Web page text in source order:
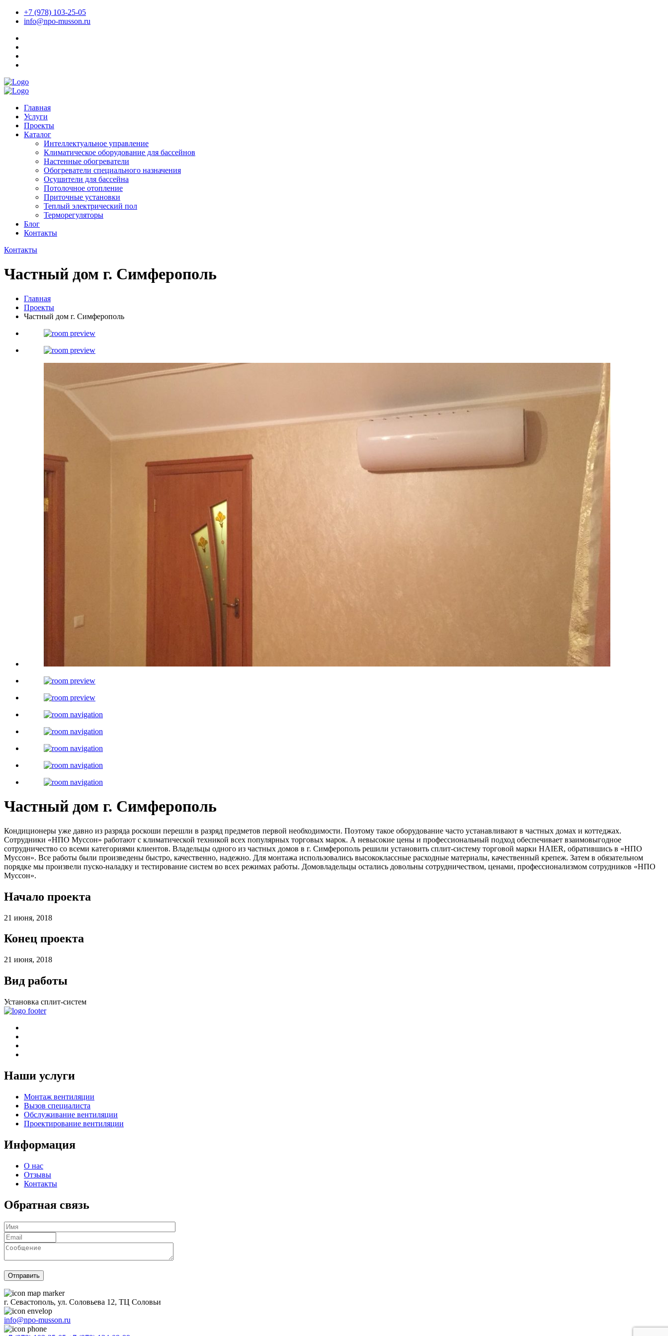
+7 (978) 103-25-05
info@npo-musson.ru
Главная
Услуги
Проекты
Каталог
Интеллектуальное управление
Климатическое оборудование для бассейнов
Настенные обогреватели
Обогреватели специального назначения
Осушители для бассейна
Потолочное отопление
Приточные установки
Теплый электрический пол
Терморегуляторы
Блог
Контакты
Контакты
Частный дом г. Симферополь
Главная
Проекты
Частный дом г. Симферополь
Частный дом г. Симферополь
Кондиционеры уже давно из разряда роскоши перешли в разряд предметов первой необходимости. Поэтому такое оборудование часто устанавливают в частных домах и коттеджах.
Сотрудники «НПО Муссон» работают с климатической техникой всех популярных торговых марок. А невысокие цены и профессиональный подход обеспечивает взаимовыгодное
сотрудничество со всеми категориями клиентов. Владельцы одного из частных домов в г. Симферополь решили установить сплит-систему торговой марки HAIER, обратившись в «НПО
Муссон». Все работы были произведены быстро, качественно, надежно. Для монтажа использовались высококлассные расходные материалы, качественный крепеж. Затем в обязательном
порядке мы произвели пуско-наладку и тестирование систем во всех режимах работы. Домовладельцы остались довольны сотрудничеством, ценами, профессионализмом сотрудников «НПО
Муссон».
Начало проекта
21 июня, 2018
Конец проекта
21 июня, 2018
Вид работы
Установка сплит-систем
Наши услуги
Монтаж вентиляции
Вызов специалиста
Обслуживание вентиляции
Проектирование вентиляции
Информация
О нас
Отзывы
Контакты
Обратная связь
г. Севастополь, ул. Соловьева 12, ТЦ Соловьи
info@npo-musson.ru